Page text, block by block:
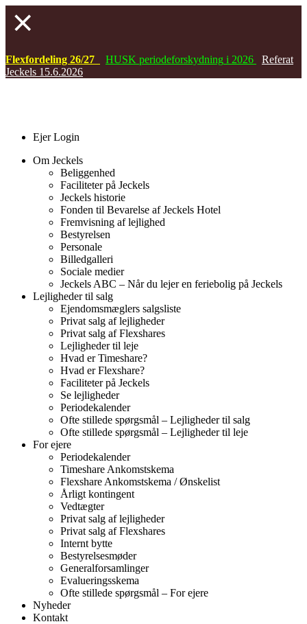
Flexfordeling 26/27 HUSK periodeforskydning i 2026
Referat
Jeckels 15.6.2026
Ejer Login
Om Jeckels
Beliggenhed
Faciliteter på Jeckels
Jeckels historie
Fonden til Bevarelse af Jeckels Hotel
Fremvisning af lejlighed
Bestyrelsen
Personale
Billedgalleri
Sociale medier
Jeckels ABC – Når du lejer en feriebolig på Jeckels
Lejligheder til salg
Ejendomsmæglers salgsliste
Privat salg af lejligheder
Privat salg af Flexshares
Lejligheder til leje
Hvad er Timeshare?
Hvad er Flexshare?
Faciliteter på Jeckels
Se lejligheder
Periodekalender
Ofte stillede spørgsmål – Lejligheder til salg
Ofte stillede spørgsmål – Lejligheder til leje
For ejere
Periodekalender
Timeshare Ankomstskema
Flexshare Ankomstskema / Ønskelist
Årligt kontingent
Vedtægter
Privat salg af lejligheder
Privat salg af Flexshares
Internt bytte
Bestyrelsesmøder
Generalforsamlinger
Evalueringsskema
Ofte stillede spørgsmål – For ejere
Nyheder
Kontakt